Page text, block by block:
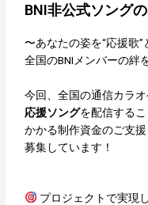
BNI非公式ソング
〜あなたの姿を“応援歌
全国のBNIメンバーの絆
今回、全国の通信カラ
応援ソングを配信する
かかる制作資金のご支
募集しています！
プロジェクトで実現